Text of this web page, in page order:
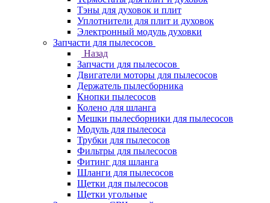
Тэны для духовок и плит
Уплотнители для плит и духовок
Электронный модуль духовки
Запчасти для пылесосов
Назад
Запчасти для пылесосов
Двигатели моторы для пылесосов
Держатель пылесборника
Кнопки пылесосов
Колено для шланга
Мешки пылесборники для пылесосов
Модуль для пылесоса
Трубки для пылесосов
Фильтры для пылесосов
Фитинг для шланга
Шланги для пылесосов
Щетки для пылесосов
Щетки угольные